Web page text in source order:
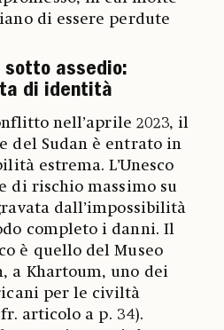
di essere perdute
sotto assedio:
di identità
nell’aprile 2023, il
del Sudan è entrato in
estrema. L’Unesco
di rischio massimo su
dall’impossibilità
completo i danni. Il
è quello del Museo
a Khartoum, uno dei
per le civiltà
articolo a p. 34).